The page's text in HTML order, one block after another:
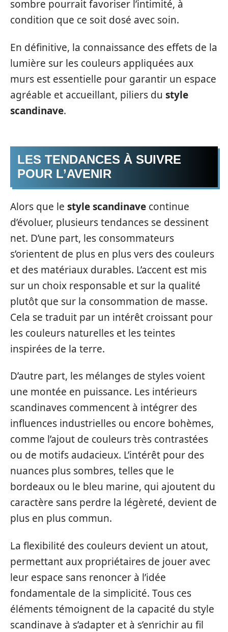
sombre pourrait favoriser l’intimité, à
condition que ce soit dosé avec soin.
En définitive, la connaissance des effets de la
lumière sur les couleurs appliquées aux
murs est essentielle pour garantir un espace
agréable et accueillant, piliers du style
scandinave.
LES TENDANCES À SUIVRE
POUR L’AVENIR
Alors que le style scandinave continue
d’évoluer, plusieurs tendances se dessinent
net. D’une part, les consommateurs
s’orientent de plus en plus vers des couleurs
et des matériaux durables. L’accent est mis
sur un choix responsable et sur la qualité
plutôt que sur la consommation de masse.
Cela se traduit par un intérêt croissant pour
les couleurs naturelles et les teintes
inspirées de la terre.
D’autre part, les mélanges de styles voient
une montée en puissance. Les intérieurs
scandinaves commencent à intégrer des
influences industrielles ou encore bohèmes,
comme l’ajout de couleurs très contrastées
ou de motifs audacieux. L’intérêt pour des
nuances plus sombres, telles que le
bordeaux ou le bleu marine, qui ajoutent du
caractère sans perdre la légèreté, devient de
plus en plus commun.
La flexibilité des couleurs devient un atout,
permettant aux propriétaires de jouer avec
leur espace sans renoncer à l’idée
fondamentale de la simplicité. Tous ces
éléments témoignent de la capacité du style
scandinave à s’adapter et à s’enrichir au fil